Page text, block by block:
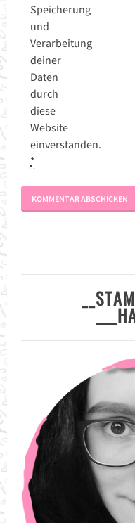
Speicherung
und
Verarbeitung
deiner
Daten
durch
diese
Website
einverstanden.
*